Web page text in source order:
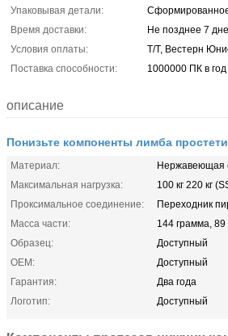
Упаковывая детали:
Время доставки:
Не позднее 7
Условия оплаты:
Т/Т, Вестерн
Поставка способности:
1000000 ПК в год
описание
Понизьте компоненты лимба
Материал:
Нержавеющая
Максимальная нагрузка:
100 кг 220 кг
Проксимальное соединение:
Переходник
Масса части:
144 грамма,
Образец:
Доступный
OEM:
Доступный
Гарантия:
Два года
Логотип:
Доступный